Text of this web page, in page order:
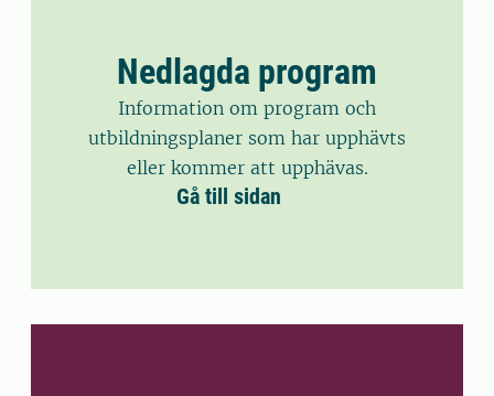
Nedlagda program
Information om program och
utbildningsplaner som har upphävts
eller kommer att upphävas.
Gå till sidan